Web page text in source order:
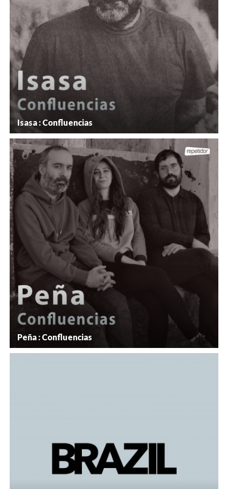
Isasa : Confluencias
Peña : Confluencias